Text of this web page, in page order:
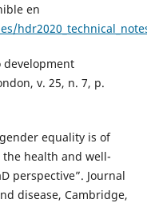
en
development
v. 25, n. 7, p.
gender equality is of
health and well-
perspective”. Journal
disease, Cambridge,